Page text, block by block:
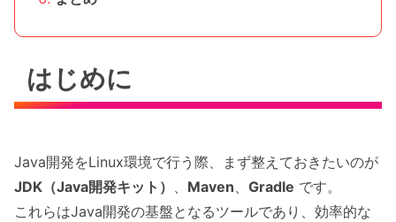
はじめに
Java開発をLinux環境で行う際、まず整えておきたいのが
JDK（Java開発キット） 、 Maven、 Gradle です。
これらはJava開発の基盤となるツールであり、効率的な